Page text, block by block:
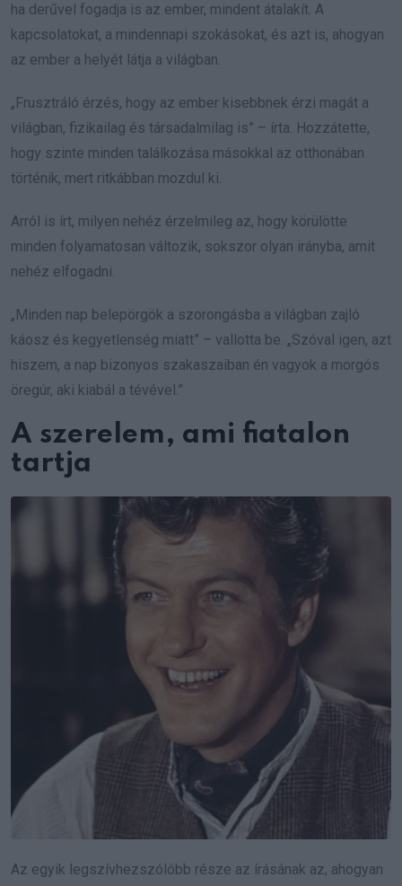
ha derűvel fogadja is az ember, mindent átalakít. A
kapcsolatokat, a mindennapi szokásokat, és azt is, ahogyan
az ember a helyét látja a világban.
„Frusztráló érzés, hogy az ember kisebbnek érzi magát a
világban, fizikailag és társadalmilag is” – írta. Hozzátette,
hogy szinte minden találkozása másokkal az otthonában
történik, mert ritkábban mozdul ki.
Arról is írt, milyen nehéz érzelmileg az, hogy körülötte
minden folyamatosan változik, sokszor olyan irányba, amit
nehéz elfogadni.
„Minden nap belepörgök a szorongásba a világban zajló
káosz és kegyetlenség miatt” – vallotta be. „Szóval igen, azt
hiszem, a nap bizonyos szakaszaiban én vagyok a morgós
öregúr, aki kiabál a tévével.”
A szerelem, ami fiatalon
tartja
Az egyik legszívhezszólóbb része az írásának az, ahogyan